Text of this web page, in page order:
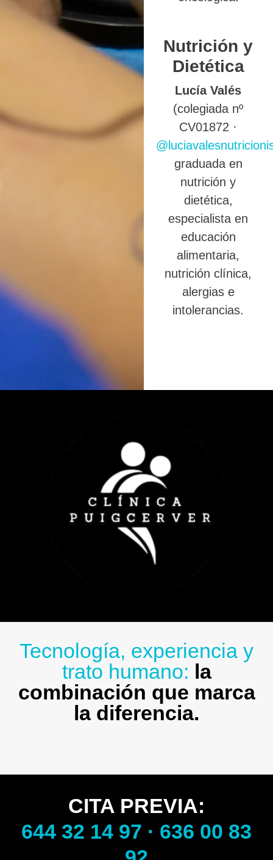
Nutrición y
Dietética
Lucía Valés
(colegiada nº
CV01872 ·
graduada en
nutrición y
dietética,
especialista en
educación
alimentaria,
nutrición clínica,
alergias e
intolerancias.
Tecnología, experiencia y
trato humano: la
combinación que marca
la diferencia.
CITA PREVIA:
644 32 14 97 · 636 00 83